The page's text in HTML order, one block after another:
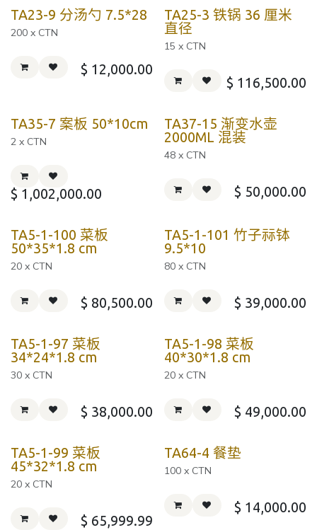
TA23-9 分汤勺 7.5*28
200 x CTN
$ 12,000.00
TA25-3 铁锅 36 厘米
直径
15 x CTN
$ 116,500.00
TA35-7 案板 50*10cm
2 x CTN
$ 1,002,000.00
TA37-15 渐变水壶
2000ML 混装
48 x CTN
$ 50,000.00
TA5-1-100 菜板
50*35*1.8 cm
20 x CTN
$ 80,500.00
TA5-1-101 竹子祘钵
9.5*10
80 x CTN
$ 39,000.00
TA5-1-97 菜板
34*24*1.8 cm
30 x CTN
$ 38,000.00
TA5-1-98 菜板
40*30*1.8 cm
20 x CTN
$ 49,000.00
TA5-1-99 菜板
45*32*1.8 cm
20 x CTN
$ 65,999.99
TA64-4 餐垫
100 x CTN
$ 14,000.00